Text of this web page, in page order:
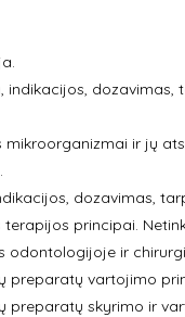
mikroorganizmai ir jų
dozavimas,
principai.
odontologijoje ir
preparatų vartojimo
preparatų skyrimo ir